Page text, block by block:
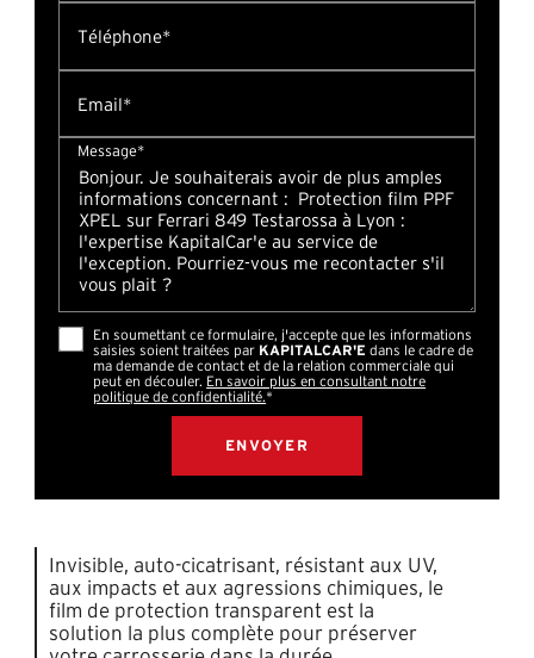
Téléphone*
Email*
Message*
En soumettant ce formulaire, j'accepte que les informations
saisies soient traitées par KAPITALCAR'E dans le cadre de
ma demande de contact et de la relation commerciale qui
peut en découler. En savoir plus en consultant notre
politique de confidentialité.*
Invisible, auto-cicatrisant, résistant aux UV,
aux impacts et aux agressions chimiques, le
film de protection transparent est la
solution la plus complète pour préserver